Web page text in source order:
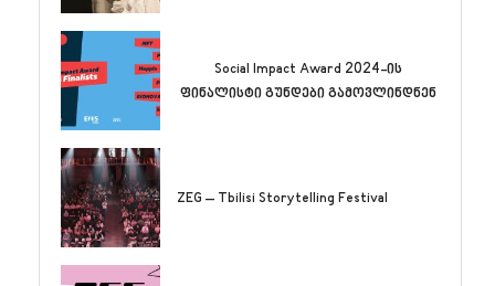
Social Impact Award 2024-ის
ფინალისტი გუნდები გამოვლინდნენ
ZEG – Tbilisi Storytelling Festival